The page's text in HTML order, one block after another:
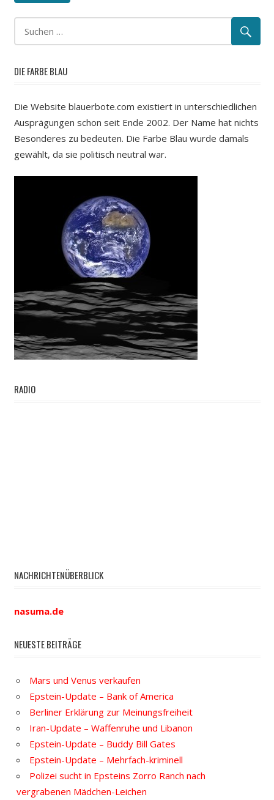
DIE FARBE BLAU
Die Website blauerbote.com existiert in unterschiedlichen
Ausprägungen schon seit Ende 2002. Der Name hat nichts
Besonderes zu bedeuten. Die Farbe Blau wurde damals
gewählt, da sie politisch neutral war.
RADIO
NACHRICHTENÜBERBLICK
nasuma.de
NEUESTE BEITRÄGE
Mars und Venus verkaufen
Epstein-Update – Bank of America
Berliner Erklärung zur Meinungsfreiheit
Iran-Update – Waffenruhe und Libanon
Epstein-Update – Buddy Bill Gates
Epstein-Update – Mehrfach-kriminell
Polizei sucht in Epsteins Zorro Ranch nach
vergrabenen Mädchen-Leichen